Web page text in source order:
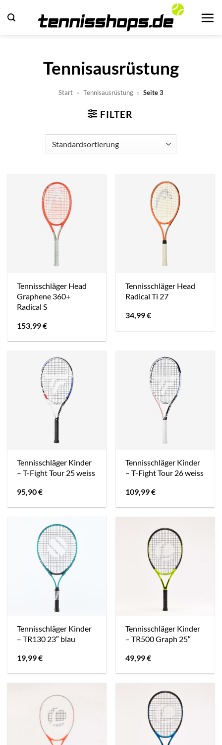
Inhalt
springen
Tennisausrüstung
Start » Tennisausrüstung » Seite 3
FILTER
Tennisschläger Head
Graphene 360+
Radical S
153,99€
Tennisschläger Head
Radical Ti 27
34,99€
Tennisschläger Kinder
– T-Fight Tour 25 weiss
95,90€
Tennisschläger Kinder
– T-Fight Tour 26 weiss
109,99€
Tennisschläger Kinder
– TR130 23″ blau
19,99€
Tennisschläger Kinder
– TR500 Graph 25″
49,99€